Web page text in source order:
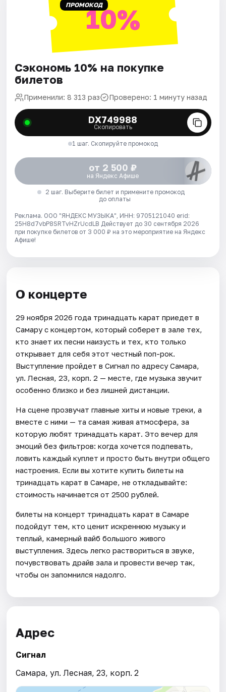
ПРОМОКОД10%
Сэкономь 10% на покупке
билетов
Применили: 8 313 раз Проверено: 1 минуту назад
DX749988
Скопировать
1 шаг. Скопируйте промокод
от 2 500 ₽
на Яндекс Афише
2 шаг. Выберите билет и примените промокод
до оплаты
Реклама. ООО "ЯНДЕКС МУЗЫКА", ИНН: 9705121040 erid:
25H8d7vbP8SRTvHZrUcdLB Действует до 30 сентября 2026
при покупке билетов от 3 000 ₽ на это мероприятие на Яндекс
Афише!
О концерте
29 ноября 2026 года тринадцать карат приедет в
Самару с концертом, который соберет в зале тех,
кто знает их песни наизусть и тех, кто только
открывает для себя этот честный поп-рок.
Выступление пройдет в Сигнал по адресу Самара,
ул. Лесная, 23, корп. 2 — месте, где музыка звучит
особенно близко и без лишней дистанции.
На сцене прозвучат главные хиты и новые треки, а
вместе с ними — та самая живая атмосфера, за
которую любят тринадцать карат. Это вечер для
эмоций без фильтров: когда хочется подпевать,
ловить каждый куплет и просто быть внутри общего
настроения. Если вы хотите купить билеты на
тринадцать карат в Самаре, не откладывайте:
стоимость начинается от 2500 рублей.
билеты на концерт тринадцать карат в Самаре
подойдут тем, кто ценит искреннюю музыку и
теплый, камерный вайб большого живого
выступления. Здесь легко раствориться в звуке,
почувствовать драйв зала и провести вечер так,
чтобы он запомнился надолго.
Адрес
Сигнал
Самара, ул. Лесная, 23, корп. 2